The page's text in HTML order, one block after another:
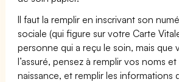
Il faut la remplir en inscrivant son
sociale (qui figure sur votre Carte
personne qui a reçu le soin, mais que
l’assuré, pensez à remplir vos noms
naissance, et remplir les informations